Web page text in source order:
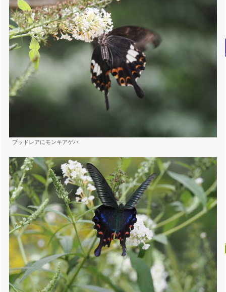
ブッドレアにモンキアゲハ